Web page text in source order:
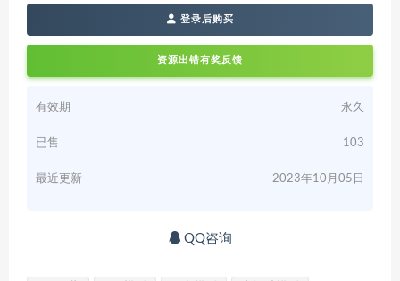
登录后购买
资源出错有奖反馈
有效期 永久
已售 103
最近更新 2023年10月05日
QQ咨询